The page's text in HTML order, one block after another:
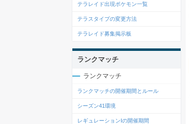
テラレイド出現ポケモン一覧
テラスタイプの変更方法
テラレイド募集掲示板
ランクマッチ
ランクマッチ
ランクマッチの開催期間とルール
シーズン41環境
レギュレーションIの開催期間